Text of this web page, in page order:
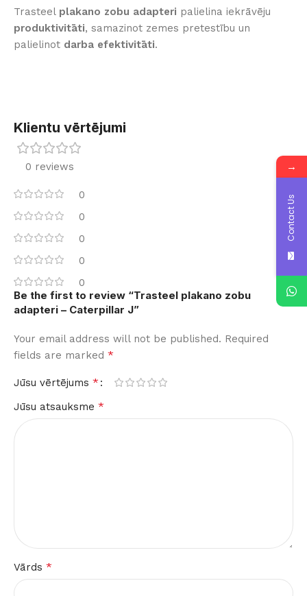
Trasteel plakano zobu adapteri palielina iekrāvēju
produktivitāti, samazinot zemes pretestību un
palielinot darba efektivitāti.
Klientu vērtējumi
0 reviews
0
0
0
0
0
Be the first to review “Trasteel plakano zobu
adapteri – Caterpillar J”
Your email address will not be published. Required
fields are marked *
Jūsu vērtējums *
Jūsu atsauksme *
Vārds *
→
Contact Us